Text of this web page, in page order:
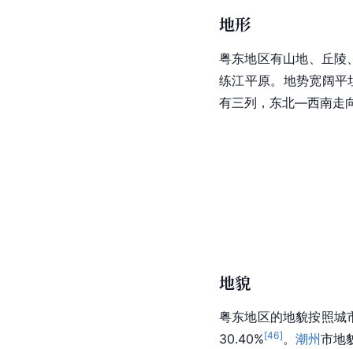
地形
粤东地区有山地、 丘陵
练江平原。地势宽阔
有三列，东北—西南走
地貌
粤东地区的地貌按照城
30.40%[46]。 潮州市地